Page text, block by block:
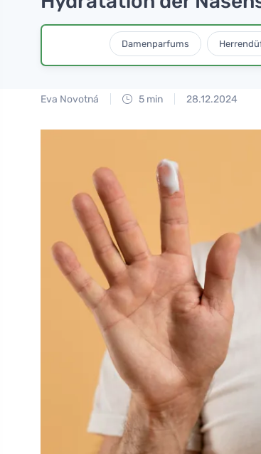
Damenparfums
Eva Novotná 5 min 28.12.2024